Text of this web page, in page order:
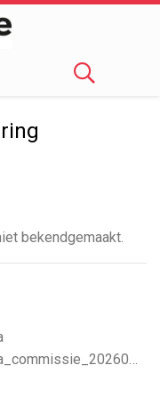
bekendgemaakt.